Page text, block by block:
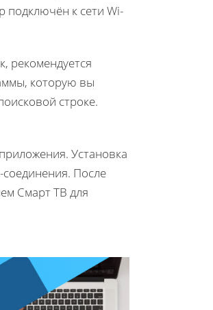
подключён к сети Wi-
рекомендуется
которую вы
строке.
Установка
После
Смарт ТВ для